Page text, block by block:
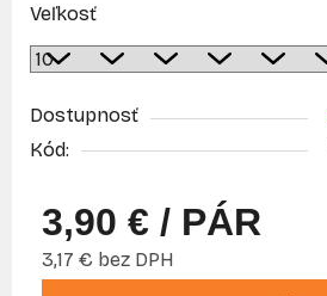
Veľkosť
Dostupnosť
Kód:
3,90 € / PÁR
3,17 € bez DPH